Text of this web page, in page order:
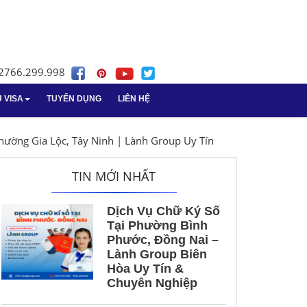
tại Bà Rịa -
thuế tại Vũng
kế toán
kế toán Long An
Dịch vụ giải thể doanh nghiệp
tại Vũng Tàu
Vay vốn ngân hàng
Giải thể doanh nghiệp
VISA
Dịch vụ giấy phép lao động
TUYỂN DỤNG LIÊN HỆ
Gia Lộc, Tây Ninh | Lành Group Uy Tín
TIN MỚI NHẤT
Dịch Vụ Chữ Ký Số
Tại Phường Bình
Phước, Đồng Nai –
Lành Group Biên
Hòa Uy Tín &
Chuyên Nghiệp